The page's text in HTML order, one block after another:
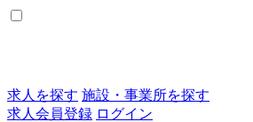
求人を探す 施設・事業所を探す
求人会員登録 ログイン